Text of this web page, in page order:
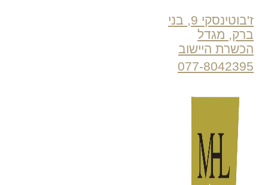
ז'בוטינסקי 9, בני
ברק, מגדל
הכשרת היישוב
077-8042395